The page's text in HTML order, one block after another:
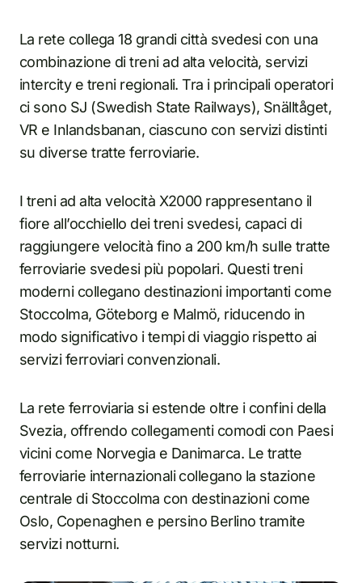
La rete collega 18 grandi città svedesi con una
combinazione di treni ad alta velocità, servizi
intercity e treni regionali. Tra i principali operatori
ci sono SJ (Swedish State Railways), Snälltåget,
VR e Inlandsbanan, ciascuno con servizi distinti
su diverse tratte ferroviarie.
I treni ad alta velocità X2000 rappresentano il
fiore all’occhiello dei treni svedesi, capaci di
raggiungere velocità fino a 200 km/h sulle tratte
ferroviarie svedesi più popolari. Questi treni
moderni collegano destinazioni importanti come
Stoccolma, Göteborg e Malmö, riducendo in
modo significativo i tempi di viaggio rispetto ai
servizi ferroviari convenzionali.
La rete ferroviaria si estende oltre i confini della
Svezia, offrendo collegamenti comodi con Paesi
vicini come Norvegia e Danimarca. Le tratte
ferroviarie internazionali collegano la stazione
centrale di Stoccolma con destinazioni come
Oslo, Copenaghen e persino Berlino tramite
servizi notturni.